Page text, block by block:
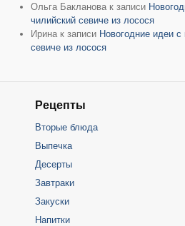
Ольга Бакланова к записи
чилийский севиче из лосося
Ирина к записи Новогодние идеи
севиче из лосося
Рецепты
Вторые блюда
Выпечка
Десерты
Завтраки
Закуски
Напитки